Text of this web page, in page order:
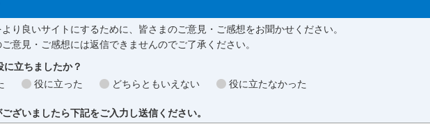
り良いサイトにするために、皆さまのご意見・ご感想をお聞かせください。
意見・ご感想には返信できませんのでご了承ください。
立ちましたか？
役に立った どちらともいえない 役に立たなかった
ざいましたら下記をご入力し送信ください。